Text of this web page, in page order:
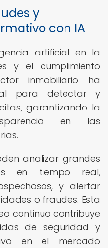
y
con IA
artificial en la
y el cumplimiento
inmobiliario ha
para detectar y
garantizando la
en las
analizar grandes
en tiempo real,
y alertar
o fraudes. Esta
continuo contribuye
de seguridad y
en el mercado